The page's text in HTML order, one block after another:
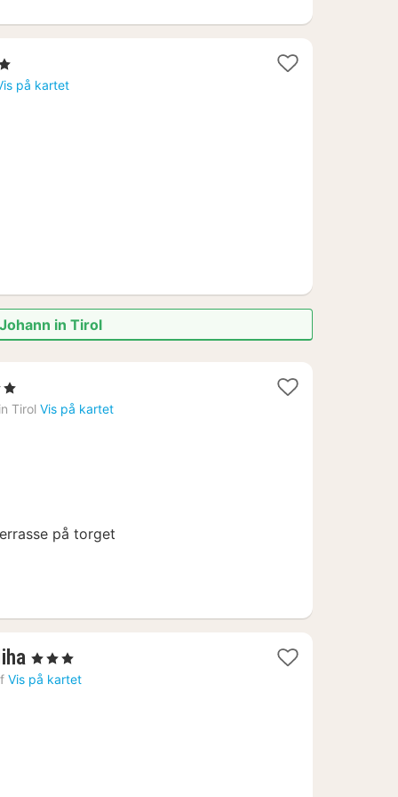
på kartet
in Tirol
Tirol Vis på kartet
på torget
1
natt
, 3 Stjerner
Vis på kartet